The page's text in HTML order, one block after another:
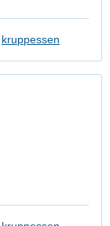
kruppessen